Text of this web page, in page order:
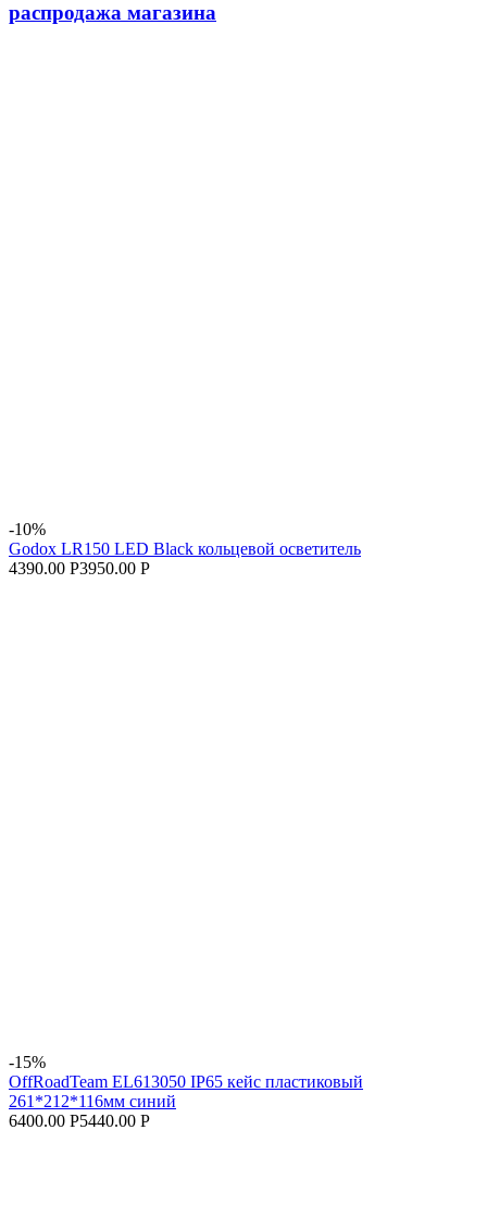
распродажа магазина
-10%
Godox LR150 LED Black кольцевой осветитель
4390.00 Р3950.00 Р
-15%
OffRoadTeam EL613050 IP65 кейс пластиковый
261*212*116мм синий
6400.00 Р5440.00 Р